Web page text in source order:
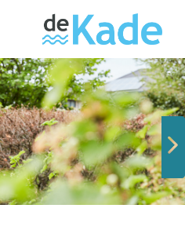
Volgende